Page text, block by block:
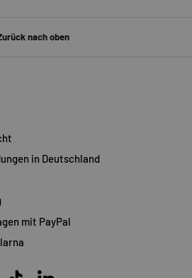
nach oben
in Deutschland
mit PayPal